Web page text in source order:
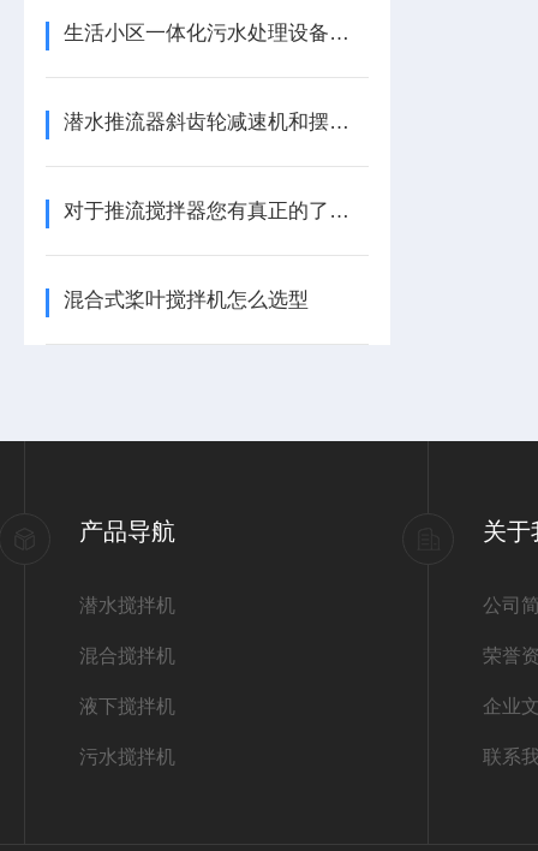
生活小区一体化污水处理设备的工艺流程
潜水推流器斜齿轮减速机和摆线减速机使用详解
对于推流搅拌器您有真正的了解过吗？
混合式桨叶搅拌机怎么选型
产品导航
潜水搅拌机
混合搅拌机
液下搅拌机
污水搅拌机
关于
公司
荣誉
企业
联系